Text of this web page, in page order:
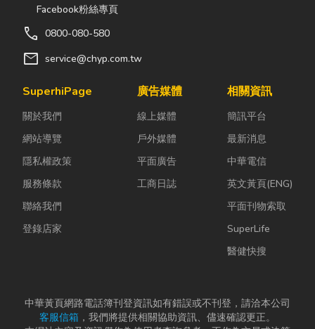
Facebook粉絲專頁
call 0800-080-580
mail service@chyp.com.tw
SuperhiPage
關於我們
網站導覽
隱私權政策
服務條款
聯絡我們
登錄店家
廣告媒體
線上媒體
戶外媒體
平面廣告
工商日誌
相關資訊
簡訊平台
最新消息
中華電信
英文黃頁(ENG)
平面刊物索取
SuperLife
醫健快搜
中華黃頁網路電話簿刊登資訊如有錯誤或不刊登，請洽本公司
客服信箱 ，我們將提供相關協助資訊、儘速確認更正。